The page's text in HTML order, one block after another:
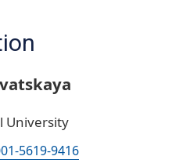
University
5619-9416